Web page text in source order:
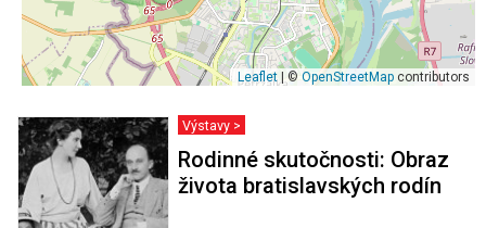
Leaflet | ©OpenStreetMap contributors
Výstavy >
Rodinné skutočnosti: Obraz
života bratislavských rodín